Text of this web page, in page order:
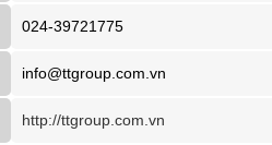
024-39721775
info@ttgroup.com.vn
http://ttgroup.com.vn